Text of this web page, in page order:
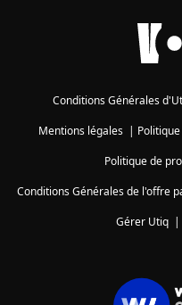
Conditions Générales
Mentions légales|
Politique de
Conditions Générales de l'offre
Gérer Utiq |